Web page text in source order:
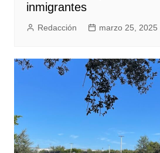
inmigrantes
Redacción marzo 25, 2025